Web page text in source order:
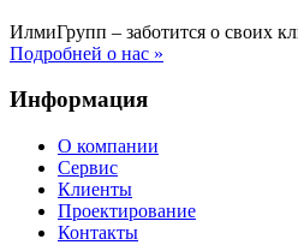
ИлмиГрупп – заботится о своих
Подробней о нас »
Информация
О компании
Сервис
Клиенты
Проектирование
Контакты